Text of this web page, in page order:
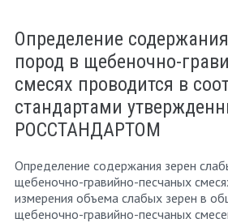
Определение
пород в щебеночно-
смесях проводится в
стандартами
РОССТАНДАРТОМ
Определение содержания зерен
щебеночно-гравийно-песчаных
измерения объема слабых зерен в
щебеночно-гравийно-песчаных